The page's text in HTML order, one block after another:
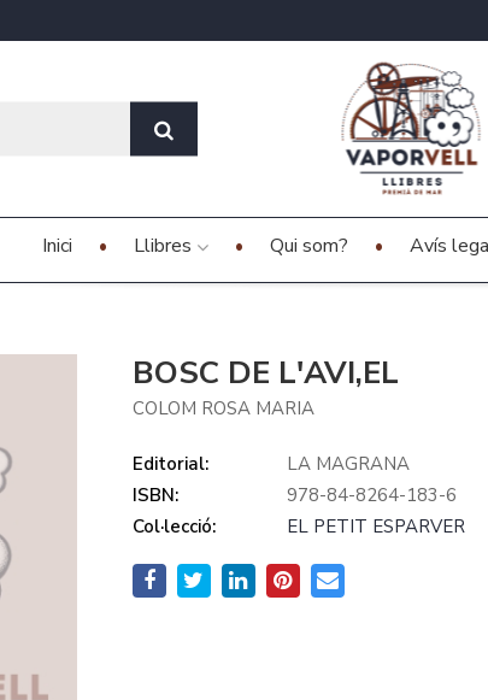
Inici Llibres Qui som? Avís
BOSC DE L'AVI,EL
COLOM ROSA MARIA
Editorial:
LA MAGRANA
ISBN:
978-84-8264-183-6
Col·lecció:
EL PETIT ESPARVER